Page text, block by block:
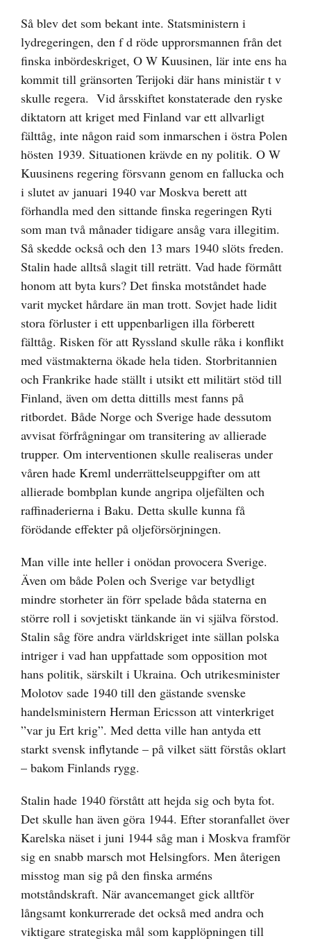
Så blev det som bekant inte. Statsministern i
lydregeringen, den f d röde upprorsmannen från det
finska inbördeskriget, O W Kuusinen, lär inte ens ha
kommit till gränsorten Terijoki där hans ministär t v
skulle regera. Vid årsskiftet konstaterade den ryske
diktatorn att kriget med Finland var ett allvarligt
fälttåg, inte någon raid som inmarschen i östra Polen
hösten 1939. Situationen krävde en ny politik. O W
Kuusinens regering försvann genom en fallucka och
i slutet av januari 1940 var Moskva berett att
förhandla med den sittande finska regeringen Ryti
som man två månader tidigare ansåg vara illegitim.
Så skedde också och den 13 mars 1940 slöts freden.
Stalin hade alltså slagit till reträtt. Vad hade förmått
honom att byta kurs? Det finska motståndet hade
varit mycket hårdare än man trott. Sovjet hade lidit
stora förluster i ett uppenbarligen illa förberett
fälttåg. Risken för att Ryssland skulle råka i konflikt
med västmakterna ökade hela tiden. Storbritannien
och Frankrike hade ställt i utsikt ett militärt stöd till
Finland, även om detta dittills mest fanns på
ritbordet. Både Norge och Sverige hade dessutom
avvisat förfrågningar om transitering av allierade
trupper. Om interventionen skulle realiseras under
våren hade Kreml underrättelseuppgifter om att
allierade bombplan kunde angripa oljefälten och
raffinaderierna i Baku. Detta skulle kunna få
förödande effekter på oljeförsörjningen.
Man ville inte heller i onödan provocera Sverige.
Även om både Polen och Sverige var betydligt
mindre storheter än förr spelade båda staterna en
större roll i sovjetiskt tänkande än vi själva förstod.
Stalin såg före andra världskriget inte sällan polska
intriger i vad han uppfattade som opposition mot
hans politik, särskilt i Ukraina. Och utrikesminister
Molotov sade 1940 till den gästande svenske
handelsministern Herman Ericsson att vinterkriget
”var ju Ert krig”. Med detta ville han antyda ett
starkt svensk inflytande – på vilket sätt förstås oklart
– bakom Finlands rygg.
Stalin hade 1940 förstått att hejda sig och byta fot.
Det skulle han även göra 1944. Efter storanfallet över
Karelska näset i juni 1944 såg man i Moskva framför
sig en snabb marsch mot Helsingfors. Men återigen
misstog man sig på den finska arméns
motståndskraft. När avancemanget gick alltför
långsamt konkurrerade det också med andra och
viktigare strategiska mål som kapplöpningen till